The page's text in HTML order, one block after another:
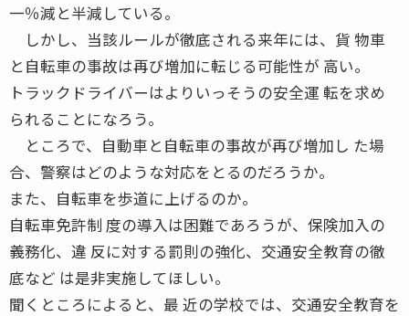
一％減と半減している。
しかし、当該ルールが徹底される来年には、貨 物車
と自転車の事故は再び増加に転じる可能性が 高い。
トラックドライバーはよりいっそうの安全運 転を求め
られることになろう。
ところで、自動車と自転車の事故が再び増加し た場
合、警察はどのような対応をとるのだろうか。
また、自転車を歩道に上げるのか。
自転車免許制 度の導入は困難であろうが、保険加入の
義務化、違 反に対する罰則の強化、交通安全教育の徹
底など は是非実施してほしい。
聞くところによると、最 近の学校では、交通安全教育を